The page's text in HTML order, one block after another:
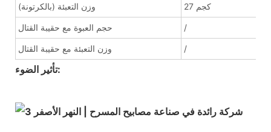
وزن التعبئة (بالكرتونة) 27 كجم
حجم العبوة مع حقيبة القتال /
وزن التعبئة مع حقيبة القتال /
تأثير الضوء: